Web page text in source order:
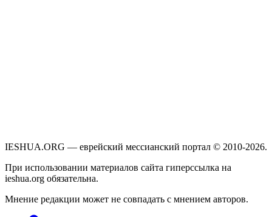
IESHUA.ORG — еврейский мессианский портал © 2010-2026.
При использовании материалов сайта гиперссылка на
ieshua.org обязательна.
Мнение редакции может не совпадать с мнением авторов.